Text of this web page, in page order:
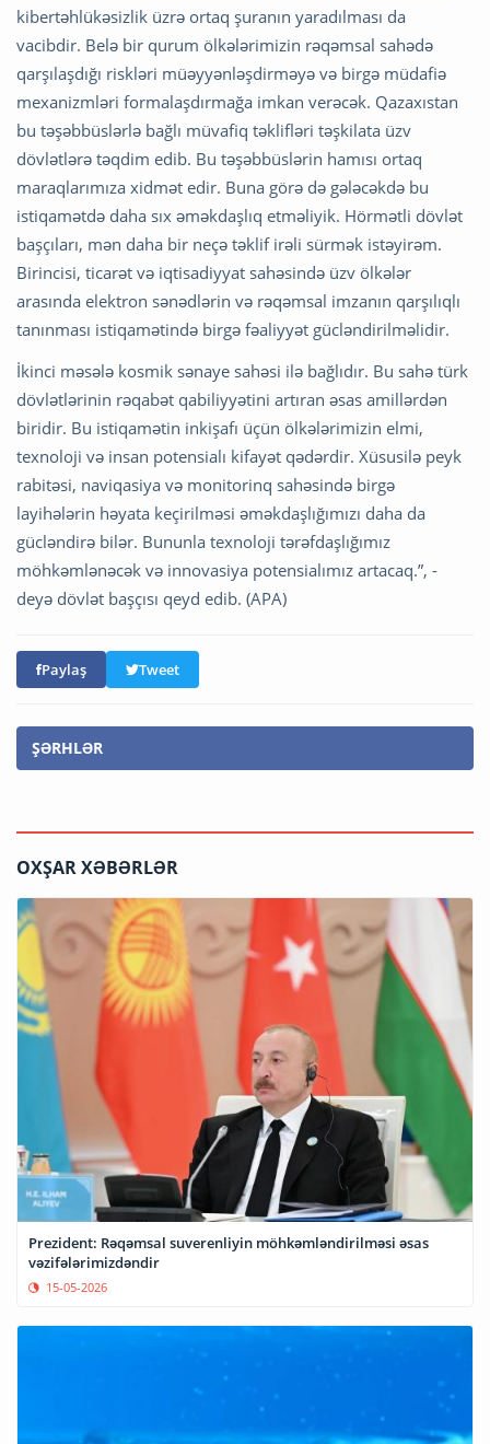
kibertəhlükəsizlik üzrə ortaq şuranın yaradılması da
vacibdir. Belə bir qurum ölkələrimizin rəqəmsal sahədə
qarşılaşdığı riskləri müəyyənləşdirməyə və birgə müdafiə
mexanizmləri formalaşdırmağa imkan verəcək. Qazaxıstan
bu təşəbbüslərlə bağlı müvafiq təklifləri təşkilata üzv
dövlətlərə təqdim edib. Bu təşəbbüslərin hamısı ortaq
maraqlarımıza xidmət edir. Buna görə də gələcəkdə bu
istiqamətdə daha sıx əməkdaşlıq etməliyik. Hörmətli dövlət
başçıları, mən daha bir neçə təklif irəli sürmək istəyirəm.
Birincisi, ticarət və iqtisadiyyat sahəsində üzv ölkələr
arasında elektron sənədlərin və rəqəmsal imzanın qarşılıqlı
tanınması istiqamətində birgə fəaliyyət gücləndirilməlidir.
İkinci məsələ kosmik sənaye sahəsi ilə bağlıdır. Bu sahə türk
dövlətlərinin rəqabət qabiliyyətini artıran əsas amillərdən
biridir. Bu istiqamətin inkişafı üçün ölkələrimizin elmi,
texnoloji və insan potensialı kifayət qədərdir. Xüsusilə peyk
rabitəsi, naviqasiya və monitorinq sahəsində birgə
layihələrin həyata keçirilməsi əməkdaşlığımızı daha da
gücləndirə bilər. Bununla texnoloji tərəfdaşlığımız
möhkəmlənəcək və innovasiya potensialımız artacaq.”, -
deyə dövlət başçısı qeyd edib. (APA)
Paylaş Tweet
ŞƏRHLƏR
OXŞAR XƏBƏRLƏR
Prezident: Rəqəmsal suverenliyin möhkəmləndirilməsi əsas
vəzifələrimizdəndir
15-05-2026